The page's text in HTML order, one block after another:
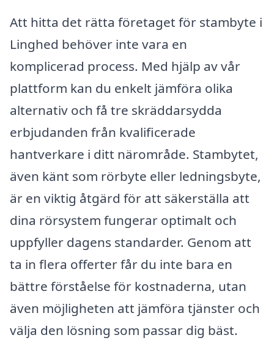
Att hitta det rätta företaget för stambyte i
Linghed behöver inte vara en
komplicerad process. Med hjälp av vår
plattform kan du enkelt jämföra olika
alternativ och få tre skräddarsydda
erbjudanden från kvalificerade
hantverkare i ditt närområde. Stambytet,
även känt som rörbyte eller ledningsbyte,
är en viktig åtgärd för att säkerställa att
dina rörsystem fungerar optimalt och
uppfyller dagens standarder. Genom att
ta in flera offerter får du inte bara en
bättre förståelse för kostnaderna, utan
även möjligheten att jämföra tjänster och
välja den lösning som passar dig bäst.